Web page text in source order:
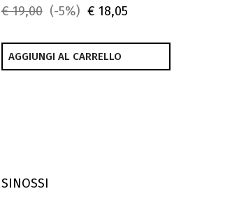
€ 19,00 (-5%) € 18,05
AGGIUNGI AL CARRELLO
SINOSSI